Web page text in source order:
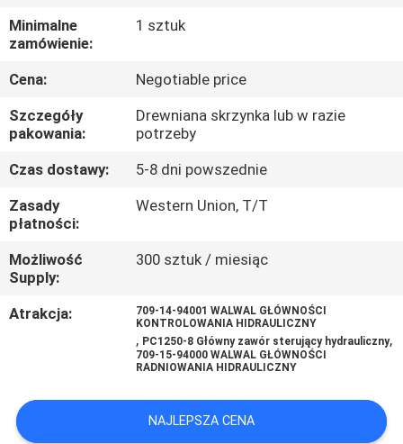
FABRYCE
KONTROLA
JAKOŚCI
SKONTAKTUJ
SIĘ
Z
NAMI
AKTUALNOŚCI
PRZYPADKI
Minimalne
zamówienie:
1 sztuk
Cena:
Negotiable price
Szczegóły
pakowania:
Drewniana skrzynka lub w razie
potrzeby
Czas dostawy:
5-8 dni powszednie
Zasady
płatności:
Western Union, T/T
Możliwość
Supply:
300 sztuk / miesiąc
Atrakcja:
709-14-94001 WALWAL GŁÓWNOŚCI
KONTROLOWANIA HIDRAULICZNY
, PC1250-8 Główny zawór sterujący hydrauliczny,
709-15-94000 WALWAL GŁÓWNOŚCI
RADNIOWANIA HIDRAULICZNY
NAJLEPSZA CENA